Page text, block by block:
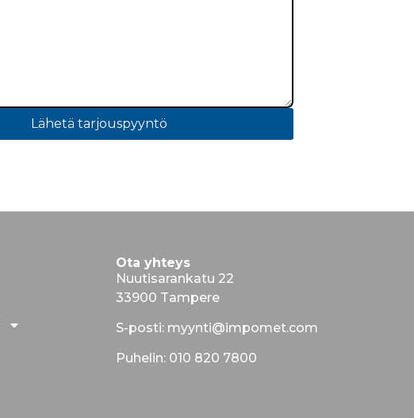
Lähetä tarjouspyyntö
Ota yhteys
Nuutisarankatu 22
33900 Tampere
S-posti: myynti@impomet.com
Puhelin: 010 820 7800